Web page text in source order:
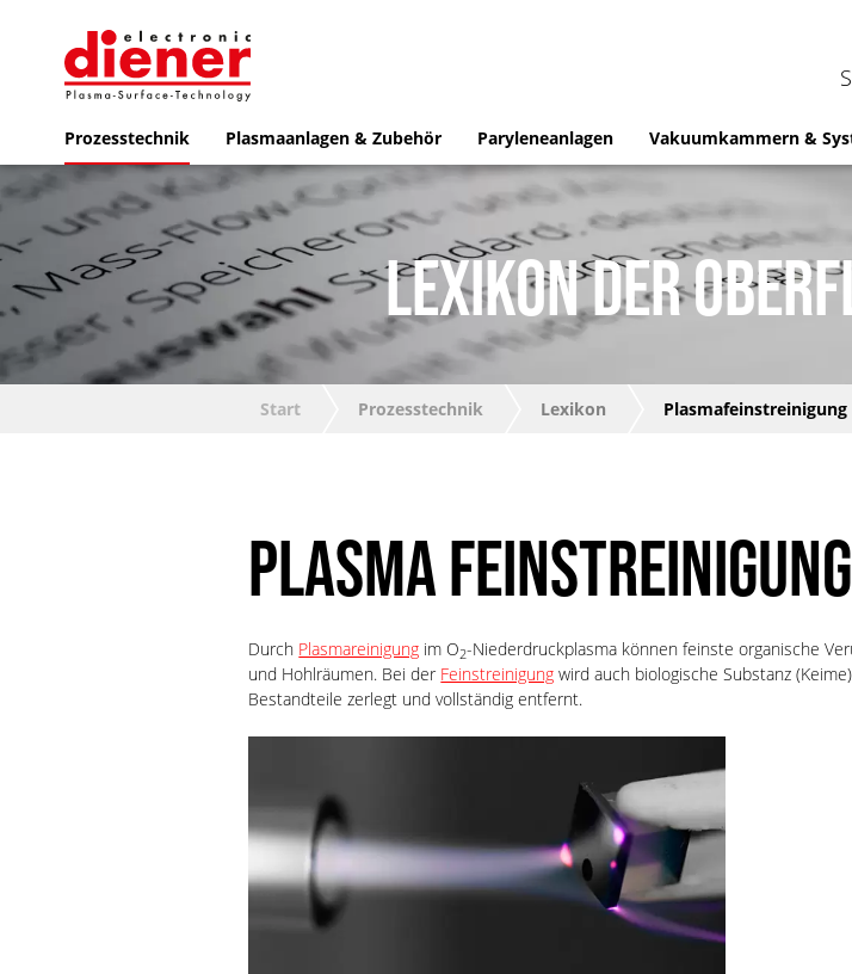
Prozesstechnik Plasmaanlagen & Zubehör Paryleneanlagen Vakuumkammern &
LEXIKON DER
Start Prozesstechnik Lexikon Plasmafeinstreinigung
PLASMA FEINSTREINIGUNG
Durch Plasmareinigung im O2-Niederdruckplasma können feinste organische
und Hohlräumen. Bei der Feinstreinigung wird auch biologische Substanz
Bestandteile zerlegt und vollständig entfernt.